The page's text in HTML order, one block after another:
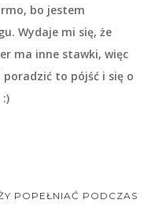
bo jestem
Wydaje mi się, że
ma inne stawki, więc
poradzić to pójść i się o
POPEŁNIAĆ PODCZAS